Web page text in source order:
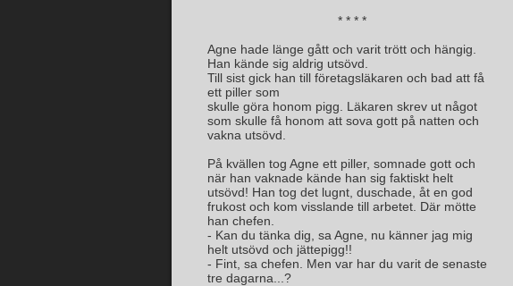
* * * *
Agne hade länge gått och varit trött och hängig.
Han kände sig aldrig utsövd.
Till sist gick han till företagsläkaren och bad att få
ett piller som
skulle göra honom pigg. Läkaren skrev ut något
som skulle få honom att sova gott på natten och
vakna utsövd.
På kvällen tog Agne ett piller, somnade gott och
när han vaknade kände han sig faktiskt helt
utsövd! Han tog det lugnt, duschade, åt en god
frukost och kom visslande till arbetet. Där mötte
han chefen.
- Kan du tänka dig, sa Agne, nu känner jag mig
helt utsövd och jättepigg!!
- Fint, sa chefen. Men var har du varit de senaste
tre dagarna...?